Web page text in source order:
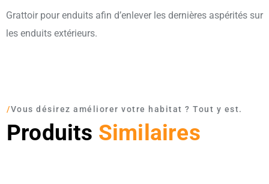
Grattoir pour enduits afin d’enlever les dernières aspérités sur
les enduits extérieurs.
/Vous désirez améliorer votre habitat ? Tout y est.
Produits Similaires